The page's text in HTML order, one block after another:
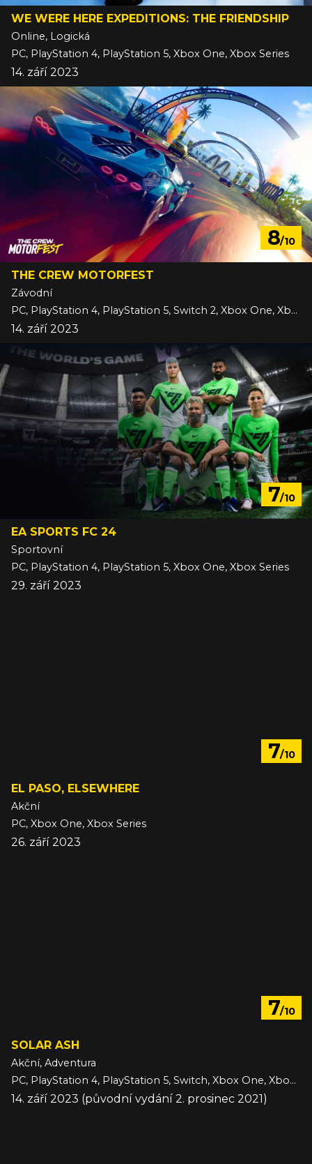
WE WERE HERE EXPEDITIONS: THE FRIENDSHIP
Online, Logická
PC, PlayStation 4, PlayStation 5, Xbox One, Xbox Series
14. září 2023
8/10
THE CREW MOTORFEST
Závodní
PC, PlayStation 4, PlayStation 5, Switch 2, Xbox One, Xbox Series
14. září 2023
7/10
EA SPORTS FC 24
Sportovní
PC, PlayStation 4, PlayStation 5, Xbox One, Xbox Series
29. září 2023
7/10
EL PASO, ELSEWHERE
Akční
PC, Xbox One, Xbox Series
26. září 2023
7/10
SOLAR ASH
Akční, Adventura
PC, PlayStation 4, PlayStation 5, Switch, Xbox One, Xbox Series
14. září 2023 (původní vydání 2. prosinec 2021)